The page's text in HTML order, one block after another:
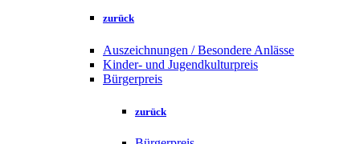
zurück
Auszeichnungen / Besondere Anlässe
Kinder- und Jugendkulturpreis
Bürgerpreis
zurück